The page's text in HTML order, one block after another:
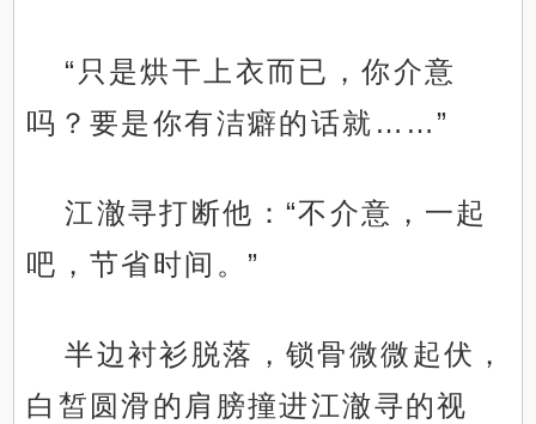
“只是烘干上衣而已，你介意
吗？要是你有洁癖的话就……”
江澈寻打断他：“不介意，一起
吧，节省时间。”
半边衬衫脱落，锁骨微微起伏，
白皙圆滑的肩膀撞进江澈寻的视